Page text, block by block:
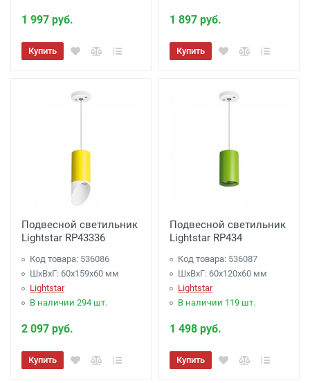
1 997 руб.
Купить
1 897 руб.
Купить
Подвесной светильник
Lightstar RP43336
Код товара: 536086
ШхВхГ: 60x159x60 мм
Lightstar
В наличии 294 шт.
2 097 руб.
Купить
Подвесной светильник
Lightstar RP434
Код товара: 536087
ШхВхГ: 60x120x60 мм
Lightstar
В наличии 119 шт.
1 498 руб.
Купить